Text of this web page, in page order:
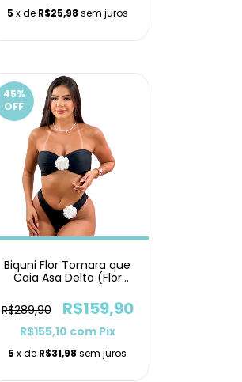
5 x de R$25,98 sem juros
45%
OFF
Biquni Flor Tomara que
Caia Asa Delta (Flor
R$289,90
R$159,90
R$155,10 com Pix
5 x de R$31,98 sem juros